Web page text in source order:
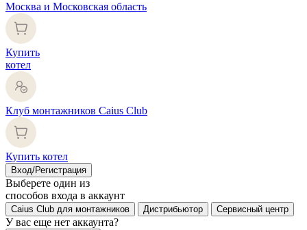
Москва и Московская область
Купить
котел
Клуб монтажников Caius Club
Купить котел
Вход/Регистрация
Выберете один из
способов входа в аккаунт
Caius Club для монтажников Дистрибьютор Сервисный центр
У вас еще нет аккаунта?